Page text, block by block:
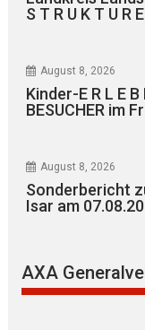
S T R U K T U R
August 8, 2026
Kinder-E R L E
BESUCHER im
August 8, 2026
Sonderbericht
Isar am
AXA